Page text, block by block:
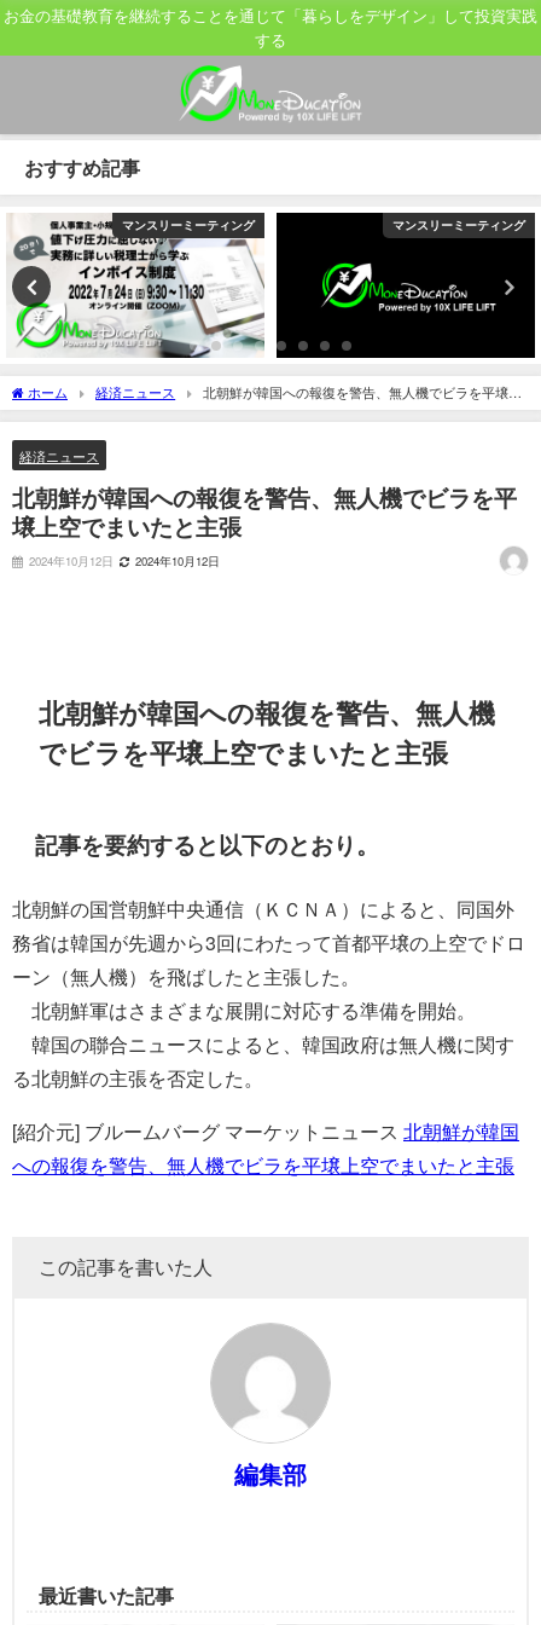
お金の基礎教育を継続することを通じて「暮らしをデザイン」して投資実践
する
おすすめ記事
マンスリーミーティング マンスリーミーティング
ホーム 経済ニュース
北朝鮮が韓国への報復を警告、無人機でビラを平壌上
空でまいたと主張
経済ニュース
北朝鮮が韓国への報復を警告、無人機でビラを平
壌上空でまいたと主張
2024年10月12日 2024年10月12日
北朝鮮が韓国への報復を警告、無人機
でビラを平壌上空でまいたと主張
記事を要約すると以下のとおり。
北朝鮮の国営朝鮮中央通信（ＫＣＮＡ）によると、同国外
務省は韓国が先週から3回にわたって首都平壌の上空でドロ
ーン（無人機）を飛ばしたと主張した。
北朝鮮軍はさまざまな展開に対応する準備を開始。
韓国の聯合ニュースによると、韓国政府は無人機に関す
る北朝鮮の主張を否定した。
[紹介元] ブルームバーグ マーケットニュース 北朝鮮が韓国
への報復を警告、無人機でビラを平壌上空でまいたと主張
この記事を書いた人
編集部
最近書いた記事